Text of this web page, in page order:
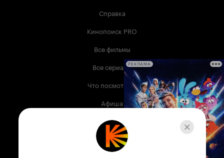
Справка
Кинопоиск PRO
Все фильмы
Все сериалы
Что посмотреть
Афиша
Музыка
Телепрограмма
РЕКЛАМА